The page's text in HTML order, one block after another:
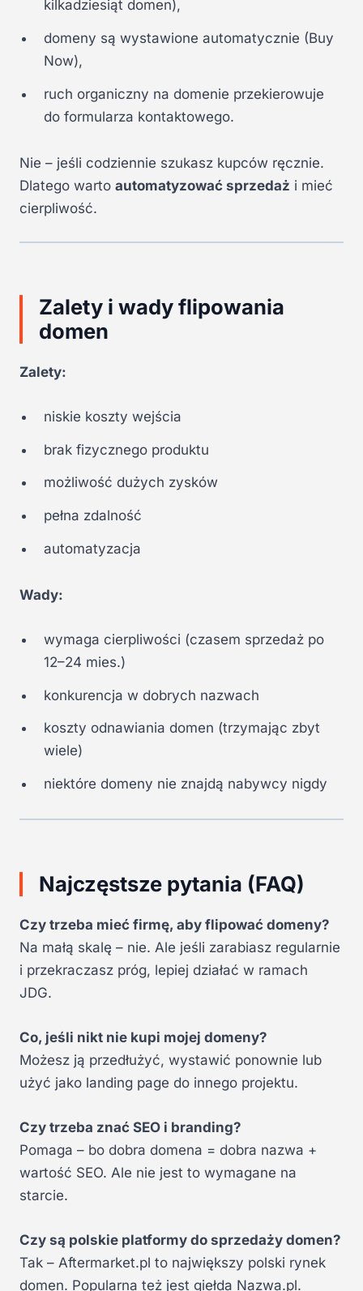
kilkadziesiąt domen),
domeny są wystawione automatycznie (Buy
Now),
ruch organiczny na domenie przekierowuje
do formularza kontaktowego.
Nie – jeśli codziennie szukasz kupców ręcznie.
Dlatego warto automatyzować sprzedaż i mieć
cierpliwość.
Zalety i wady flipowania
domen
Zalety:
niskie koszty wejścia
brak fizycznego produktu
możliwość dużych zysków
pełna zdalność
automatyzacja
Wady:
wymaga cierpliwości (czasem sprzedaż po
12–24 mies.)
konkurencja w dobrych nazwach
koszty odnawiania domen (trzymając zbyt
wiele)
niektóre domeny nie znajdą nabywcy nigdy
Najczęstsze pytania (FAQ)
Czy trzeba mieć firmę, aby flipować domeny?
Na małą skalę – nie. Ale jeśli zarabiasz regularnie
i przekraczasz próg, lepiej działać w ramach
JDG.
Co, jeśli nikt nie kupi mojej domeny?
Możesz ją przedłużyć, wystawić ponownie lub
użyć jako landing page do innego projektu.
Czy trzeba znać SEO i branding?
Pomaga – bo dobra domena = dobra nazwa +
wartość SEO. Ale nie jest to wymagane na
starcie.
Czy są polskie platformy do sprzedaży domen?
Tak – Aftermarket.pl to największy polski rynek
domen. Popularna też jest giełda Nazwa.pl.